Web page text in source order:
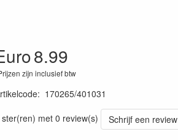
8.99
zijn inclusief btw
: 170265/401031
met 0 review(s)
Schrijf een review